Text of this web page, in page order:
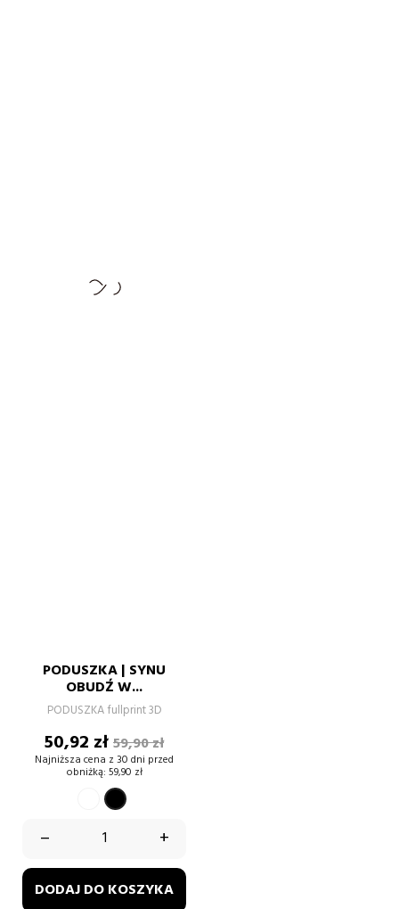
PODUSZKA | SYNU
OBUDŹ W...
PODUSZKA fullprint 3D
Cena
50,92 złCena
podstawowa
59,90 zł
Najniższa cena z 30 dni przed
obniżką: 59,90 zł
BIAŁYCZARNY
– +
DODAJ DO KOSZYKA